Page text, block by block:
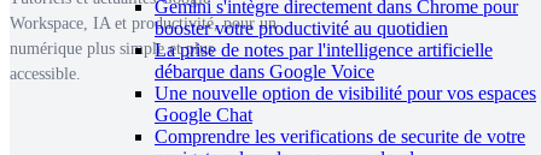
Gemini s'intègre directement dans Chrome pour
booster votre productivité au quotidien
La prise de notes par l'intelligence artificielle
débarque dans Google Voice
Une nouvelle option de visibilité pour vos espaces
Google Chat
Comprendre les verifications de securite de votre
Workspace, IA et productivité, pour un
numérique plus simple et plus
accessible.